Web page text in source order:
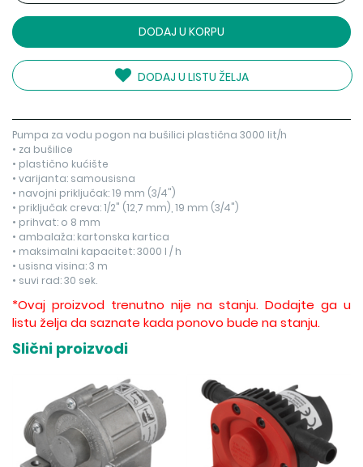
DODAJ U KORPU
DODAJ U LISTU ŽELJA
Pumpa za vodu pogon na bušilici plastična 3000 lit/h
• za bušilice
• plastično kućište
• varijanta: samousisna
• navojni priključak: 19 mm (3/4")
• priključak creva: 1/2" (12,7 mm), 19 mm (3/4")
• prihvat: o 8 mm
• ambalaža: kartonska kartica
• maksimalni kapacitet: 3000 l / h
• usisna visina: 3 m
• suvi rad: 30 sek.
*Ovaj proizvod trenutno nije na stanju. Dodajte ga u
listu želja da saznate kada ponovo bude na stanju.
Slični proizvodi